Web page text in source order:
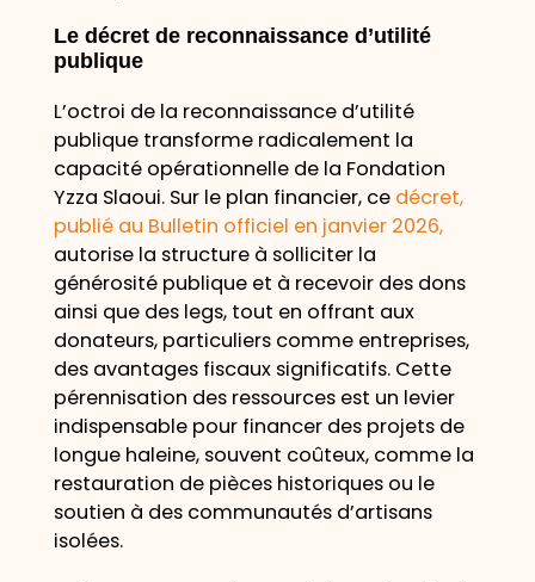
Le décret de reconnaissance d’utilité
publique
L’octroi de la reconnaissance d’utilité
publique transforme radicalement la
capacité opérationnelle de la Fondation
Yzza Slaoui. Sur le plan financier, ce décret,
publié au Bulletin officiel en janvier 2026,
autorise la structure à solliciter la
générosité publique et à recevoir des dons
ainsi que des legs, tout en offrant aux
donateurs, particuliers comme entreprises,
des avantages fiscaux significatifs. Cette
pérennisation des ressources est un levier
indispensable pour financer des projets de
longue haleine, souvent coûteux, comme la
restauration de pièces historiques ou le
soutien à des communautés d’artisans
isolées.